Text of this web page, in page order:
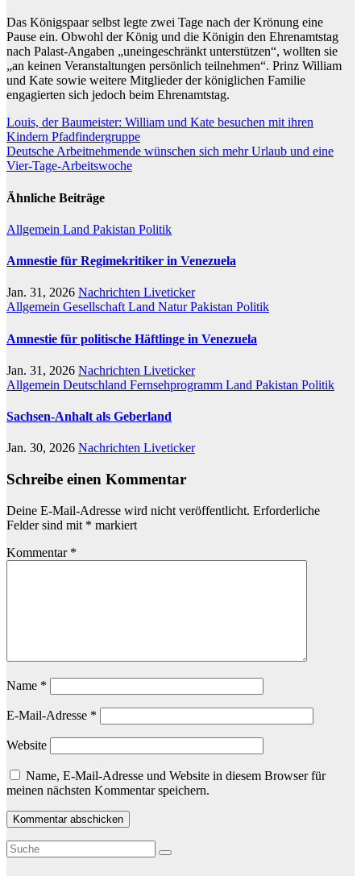
Das Königspaar selbst legte zwei Tage nach der Krönung eine
Pause ein. Obwohl der König und die Königin den Ehrenamtstag
nach Palast-Angaben „uneingeschränkt unterstützen“, wollten sie
„an keinen Veranstaltungen persönlich teilnehmen“. Prinz William
und Kate sowie weitere Mitglieder der königlichen Familie
engagierten sich jedoch beim Ehrenamtstag.
Beitragsnavigation
Louis, der Baumeister: William und Kate besuchen mit ihren
Kindern Pfadfindergruppe
Deutsche Arbeitnehmende wünschen sich mehr Urlaub und eine
Vier-Tage-Arbeitswoche
Ähnliche Beiträge
Allgemein Land Pakistan Politik
Amnestie für Regimekritiker in Venezuela
Jan. 31, 2026 Nachrichten Liveticker
Allgemein Gesellschaft Land NaturPakistan Politik
Amnestie für politische Häftlinge in Venezuela
Jan. 31, 2026 Nachrichten Liveticker
Allgemein Deutschland Fernsehprogramm Land Pakistan Politik
Sachsen-Anhalt als Geberland
Jan. 30, 2026 Nachrichten Liveticker
Schreibe einen Kommentar
Deine E-Mail-Adresse wird nicht veröffentlicht. Erforderliche
Felder sind mit * markiert
Kommentar *
Name *
E-Mail-Adresse *
Website
Name, E-Mail-Adresse und Website in diesem Browser für
meinen nächsten Kommentar speichern.